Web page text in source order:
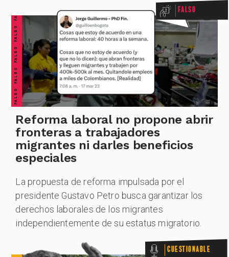
FALSO FALSO FALSO FALSO FALSO FALSO FALSO Falso
Reforma laboral no propone abrir
fronteras a trabajadores
migrantes ni darles beneficios
especiales
La propuesta de reforma impulsada por el
presidente Gustavo Petro busca garantizar los
derechos laborales de los migrantes
independientemente de su estatus migratorio.
CUESTIONABLE CUESTIONABLE CUESTIONABLE CUESTIONABLE CUESTIONABLE CUESTIONABLE CUESTIONABLE Cuestionable